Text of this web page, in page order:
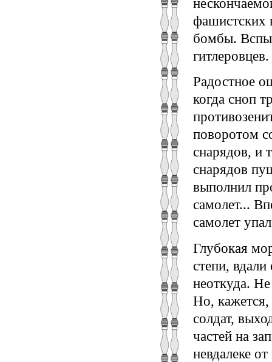
фашистских
бомбы.
гитлеровцев.
Радостное
когда сноп
поворотом
снарядов, и
снарядов
выполнил
самолет...
самолет
Глубокая
степи,
неоткуда.
Но,
солдат,
частей на
невдалеке